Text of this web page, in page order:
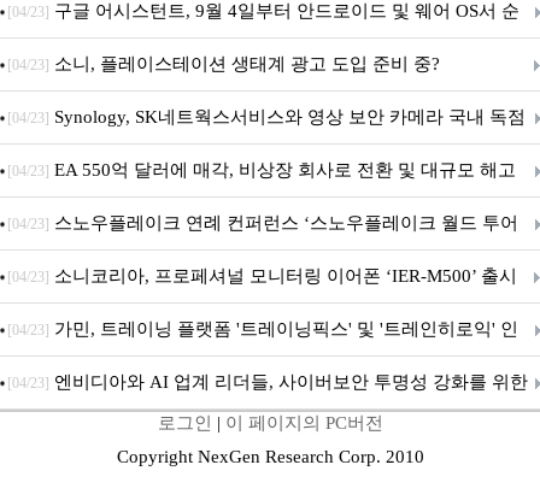
[04/23] 구글 어시스턴트, 9월 4일부터 안드로이드 및 웨어 OS서 순
차 서비스 종료
[04/23] 소니, 플레이스테이션 생태계 광고 도입 준비 중?
[04/23] Synology, SK네트웍스서비스와 영상 보안 카메라 국내 독점
판매 파트너십 체결
[04/23] EA 550억 달러에 매각, 비상장 회사로 전환 및 대규모 해고
전망
[04/23] 스노우플레이크 연례 컨퍼런스 ‘스노우플레이크 월드 투어
서울’ 개최
[04/23] 소니코리아, 프로페셔널 모니터링 이어폰 ‘IER-M500’ 출시
[04/23] 가민, 트레이닝 플랫폼 '트레이닝픽스' 및 '트레인히로익' 인
수로 선수와 코치에 맞춤형 훈련 지원 확대
[04/23] 엔비디아와 AI 업계 리더들, 사이버보안 투명성 강화를 위한
SAFE 가이드라인 제안
로그인 | 이 페이지의 PC버전
Copyright NexGen Research Corp. 2010